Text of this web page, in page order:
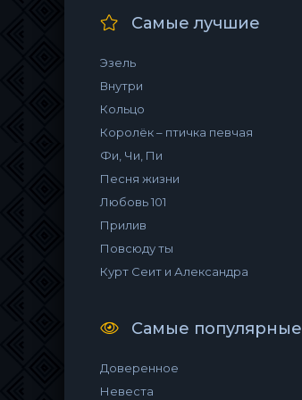
Самые лучшие
Эзель
Внутри
Кольцо
Королёк – птичка певчая
Фи, Чи, Пи
Песня жизни
Любовь 101
Прилив
Повсюду ты
Курт Сеит и Александра
Самые популярные
Доверенное
Невеста